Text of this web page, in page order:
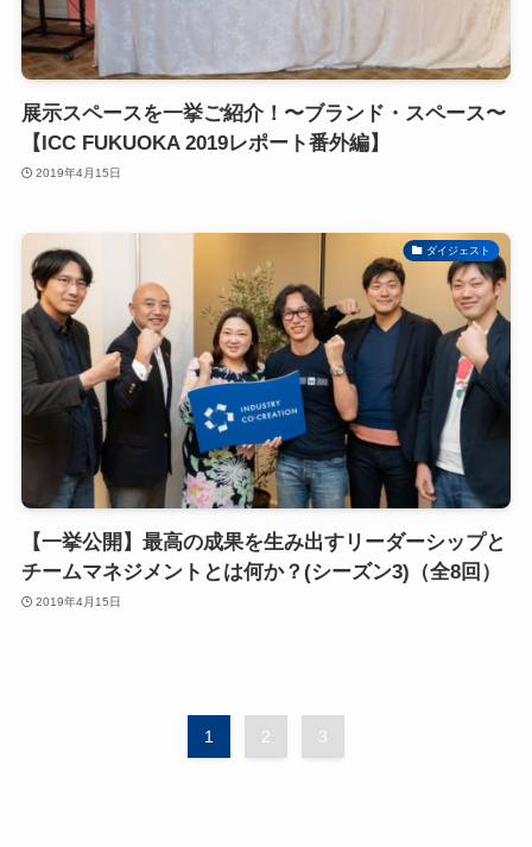
展示スペースを一挙ご紹介！〜ブランド・スペース〜
【ICC FUKUOKA 2019レポート番外編】
2019年4月15日
ダイジェスト
【一挙公開】最高の成果を生み出すリーダーシップと
チームマネジメントとは何か？(シーズン3)（全8回）
2019年4月15日
1 2 3